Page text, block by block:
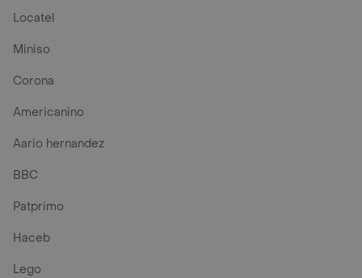
Locatel
Miniso
Corona
Americanino
Aario hernandez
BBC
Patprimo
Haceb
Lego